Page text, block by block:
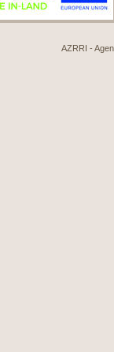
AZRRI -